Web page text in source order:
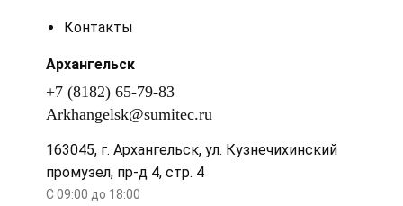
Контакты
Архангельск
+7 (8182) 65-79-83
Arkhangelsk@sumitec.ru
163045, г. Архангельск, ул. Кузнечихинский
промузел, пр-д 4, стр. 4
С 09:00 до 18:00